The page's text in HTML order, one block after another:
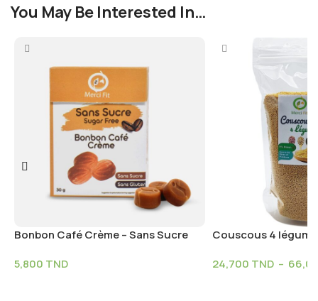
You May Be Interested In…
Bonbon Café Crème – Sans Sucre
5,800 TND
Couscous 4
24,700 TND –